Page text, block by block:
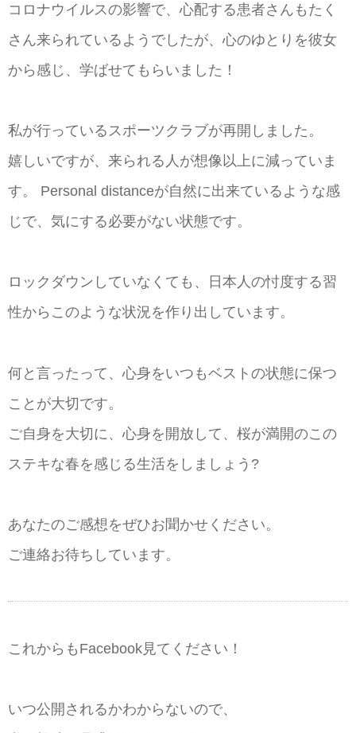
コロナウイルスの影響で、心配する患者さんもたく
さん来られているようでしたが、心のゆとりを彼女
から感じ、学ばせてもらいました！
私が行っているスポーツクラブが再開しました。
嬉しいですが、来られる人が想像以上に減っていま
す。 Personal distanceが自然に出来ているような感
じで、気にする必要がない状態です。
ロックダウンしていなくても、日本人の忖度する習
性からこのような状況を作り出しています。
何と言ったって、心身をいつもベストの状態に保つ
ことが大切です。
ご自身を大切に、心身を開放して、桜が満開のこの
ステキな春を感じる生活をしましょう?
あなたのご感想をぜひお聞かせください。
ご連絡お待ちしています。
これからもFacebook見てください！
いつ公開されるかわからないので、